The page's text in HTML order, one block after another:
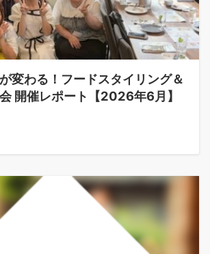
変わる！フードスタイリング＆
開催レポート【2026年6月】